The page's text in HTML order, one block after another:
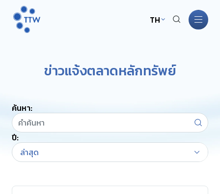
TH
ธุรกิจ TTW
การพัฒนาอย่างยั่งยืน
การกำกับดูแลกิจการ
ข่าวแจ้งตลาดหลักทรัพย์
ค้นหา:
ปี:
ล่าสุด